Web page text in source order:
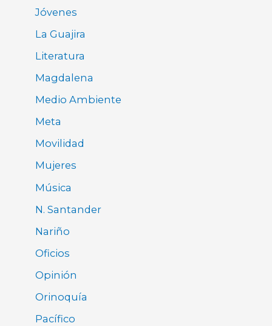
Jóvenes
La Guajira
Literatura
Magdalena
Medio Ambiente
Meta
Movilidad
Mujeres
Música
N. Santander
Nariño
Oficios
Opinión
Orinoquía
Pacífico